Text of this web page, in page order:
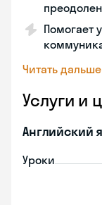
Помогает
Читать дальше
Услуги и
Английский
Уроки